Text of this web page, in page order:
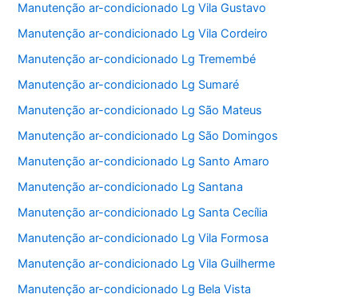
Manutenção ar-condicionado Lg Vila Gustavo
Manutenção ar-condicionado Lg Vila Cordeiro
Manutenção ar-condicionado Lg Tremembé
Manutenção ar-condicionado Lg Sumaré
Manutenção ar-condicionado Lg São Mateus
Manutenção ar-condicionado Lg São Domingos
Manutenção ar-condicionado Lg Santo Amaro
Manutenção ar-condicionado Lg Santana
Manutenção ar-condicionado Lg Santa Cecília
Manutenção ar-condicionado Lg Vila Formosa
Manutenção ar-condicionado Lg Vila Guilherme
Manutenção ar-condicionado Lg Bela Vista